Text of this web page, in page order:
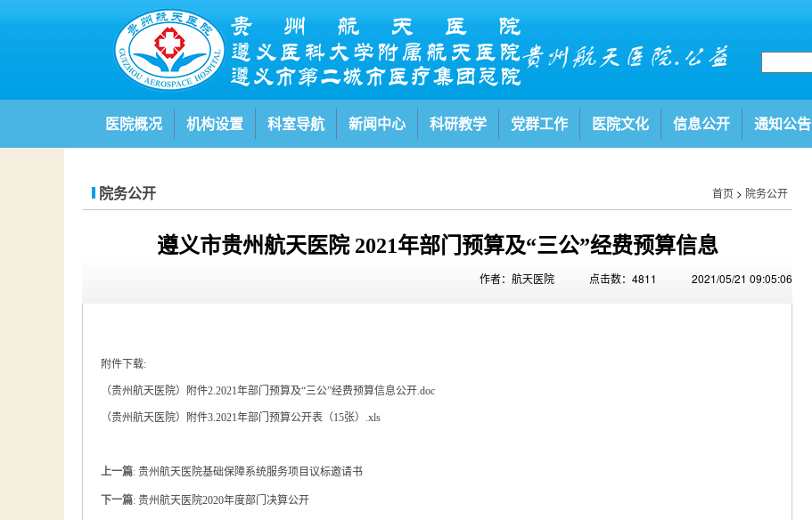
医院概况 机构设置 科室导航 新闻中心 科研教学 党群工作 医院文化 信息公开 通知公告
首页 > 院务公开
院务公开
遵义市贵州航天医院 2021年部门预算及“三公”经费预算信息
作者：航天医院 点击数：4811 2021/05/21 09:05:06
附件下载:
（贵州航天医院）附件2.2021年部门预算及“三公”经费预算信息公开.doc
（贵州航天医院）附件3.2021年部门预算公开表（15张）.xls
上一篇: 贵州航天医院基础保障系统服务项目议标邀请书
下一篇: 贵州航天医院2020年度部门决算公开